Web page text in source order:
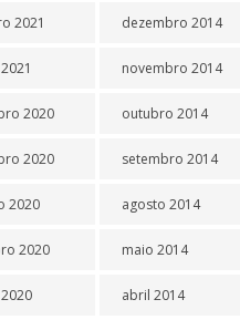
2021
2020
2020
2020
2020
dezembro 2014
novembro 2014
outubro 2014
setembro 2014
agosto 2014
maio 2014
abril 2014